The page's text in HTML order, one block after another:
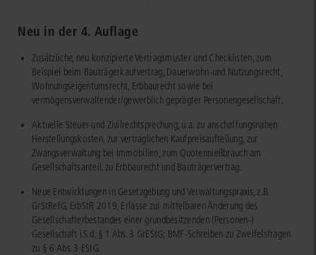
Neu in der 4. Auflage
Zusätzliche, neu konzipierte Vertragsmuster und Checklisten, zum
Beispiel beim Bauträgerkaufvertrag, Dauerwohn-und Nutzungsrecht,
Wohnungseigentumsrecht, Erbbaurecht sowie bei
vermögensverwaltender/gewerblich geprägter Personengesellschaft.
Aktuelle Steuer-und Zivilrechtsprechung, u.a. zu anschaffungsnahen
Herstellungskosten, zur vertraglichen Kaufpreisaufteilung, zur
Zwangsverwaltung bei Immobilien, zum Quotennießbrauch am
Gesellschaftsanteil, zu Erbbaurecht und Bauträgervertrag.
Neue Entwicklungen in Gesetzgebung und Verwaltungspraxis, z.B.
GrStRefG, ErbStR 2019, Erlasse zur mittelbaren Änderung des
Gesellschafterbestandes einer grundbesitzenden (Personen-)
Gesellschaft i.S.d. § 1 Abs. 3 GrEStG; BMF-Schreiben zu Zweifelsfragen
zu § 6 Abs. 3 EStG.